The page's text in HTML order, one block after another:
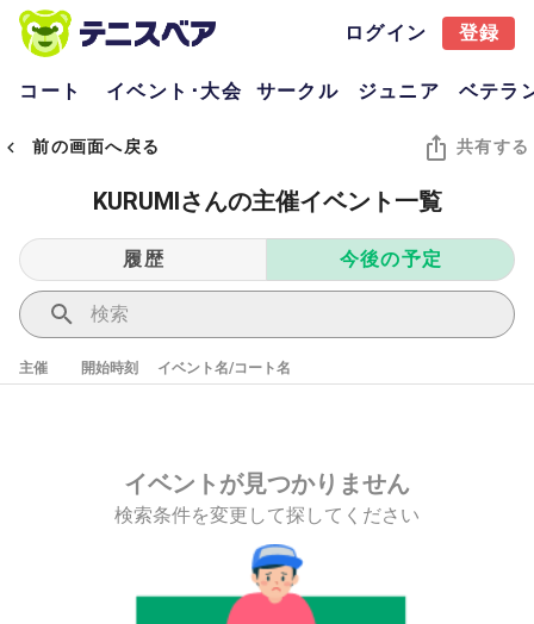
ログイン 登録
コート イベント･大会 サークル ジュニア ベテラ
前の画面へ戻る 共有する
KURUMIさんの主催イベント一覧
履歴 今後の予定
主催 開始時刻 イベント名/コート名
イベントが見つかりません
検索条件を変更して探してください